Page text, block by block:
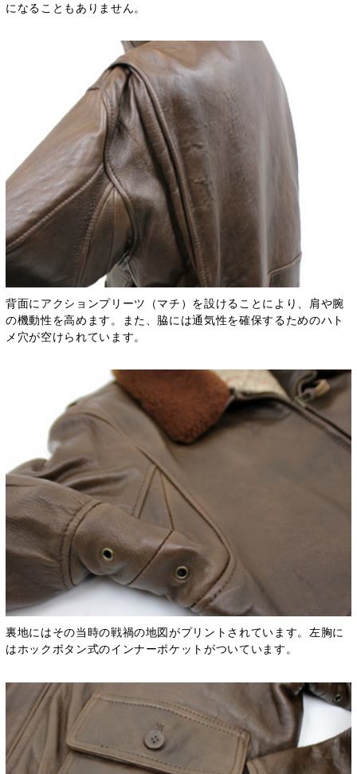
になることもありません。
背面にアクションプリーツ（マチ）を設けることにより、肩や腕
の機動性を高めます。また、脇には通気性を確保するためのハト
メ穴が空けられています。
裏地にはその当時の戦禍の地図がプリントされています。左胸に
はホックボタン式のインナーポケットがついています。